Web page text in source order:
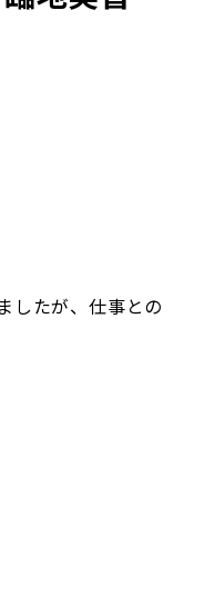
したが、仕事との